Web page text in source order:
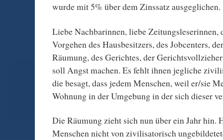
wurde mit 5% über dem Zinssatz ausgeglichen.
Liebe Nachbarinnen, liebe Zeitungsleserinnen,
Vorgehen des Hausbesitzers, des Jobcenters,
Räumung, des Gerichtes, der
soll Angst machen. Es fehlt ihnen jegliche
die besagt, dass jedem Menschen, weil er/sie
Wohnung in der Umgebung in der sich dieser
Die Räumung zieht sich nun über ein Jahr hin.
Menschen nicht von zivilisatorisch